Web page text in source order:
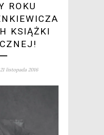
ROKU
KSIĄŻKI
listopada 2016